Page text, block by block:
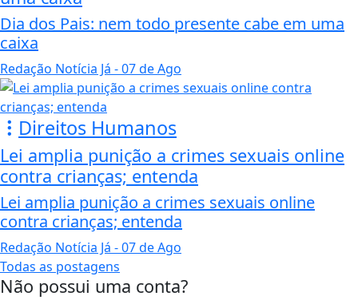
Dia dos Pais: nem todo presente cabe em uma
caixa
Redação Notícia Já - 07 de Ago
Direitos Humanos
Lei amplia punição a crimes sexuais online
contra crianças; entenda
Lei amplia punição a crimes sexuais online
contra crianças; entenda
Redação Notícia Já - 07 de Ago
Todas as postagens
Não possui uma conta?